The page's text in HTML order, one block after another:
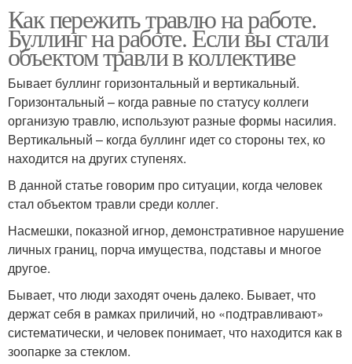
Как пережить травлю на работе.
Буллинг на работе. Если вы стали
объектом травли в коллективе
Бывает буллинг горизонтальный и вертикальный.
Горизонтальный – когда равные по статусу коллеги
организую травлю, используют разные формы насилия.
Вертикальный – когда буллинг идет со стороны тех, ко
находится на других ступенях.
В данной статье говорим про ситуации, когда человек
стал объектом травли среди коллег.
Насмешки, показной игнор, демонстративное нарушение
личных границ, порча имущества, подставы и многое
другое.
Бывает, что люди заходят очень далеко. Бывает, что
держат себя в рамках приличий, но «подтравливают»
систематически, и человек понимает, что находится как в
зоопарке за стеклом.